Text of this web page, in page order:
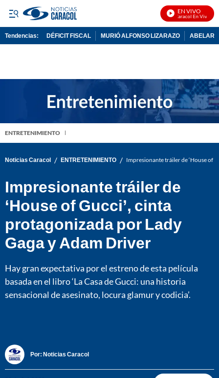
EN VIVO
Noticias Caracol En Vivo
Tendencias: DÉFICIT FISCAL MURIÓ ALFONSO LIZARAZO
ENTRETENIMIENTO
Noticias Caracol / ENTRETENIMIENTO / Impresionante tráiler de ‘House of
Impresionante tráiler de
‘House of Gucci’, cinta
protagonizada por Lady
Gaga y Adam Driver
Hay gran expectativa por el estreno de esta película
basada en el libro ‘La Casa de Gucci: una historia
sensacional de asesinato, locura glamur y codicia’.
Por: Noticias Caracol